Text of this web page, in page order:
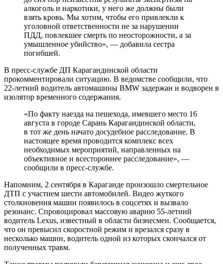
алкоголь и наркотики, у него же должны были
взять кровь. Мы хотим, чтобы его привлекли к
уголовной ответственности не за нарушении
ПДД, повлекшее смерть по неосторожности, а за
умышленное убийство», — добавила сестра
погибшей.
В пресс-службе ДП Карагандинской области
прокомментировали ситуацию. В ведомстве сообщили, что
22-летний водитель автомашины BMW задержан и водворен в
изолятор временного содержания.
«По факту наезда на пешехода, имевшего место 16
августа в городе Сарань Карагандинской области,
в тот же день начато досудебное расследование. В
настоящее время проводится комплекс всех
необходимых мероприятий, направленных на
объективное и всестороннее расследование», —
сообщили в пресс-службе.
Напомним, 2 сентября в Караганде произошло смертельное
ДТП с участием шести автомобилей. Видео жуткого
столкновения машин появилось в соцсетях и вызвало
резонанс. Спровоцировал массовую аварию 55-летний
водитель Lexus, известный в области бизнесмен. Сообщается,
что он превысил скоростной режим и врезался сразу в
несколько машин, водитель одной из которых скончался от
полученных травм.